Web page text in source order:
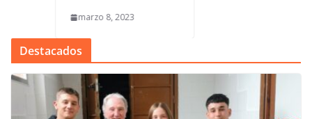
marzo 8, 2023
Destacados